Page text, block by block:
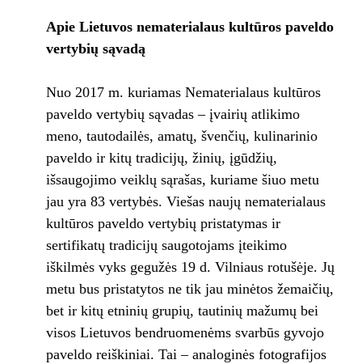
Apie Lietuvos nematerialaus kultūros paveldo
vertybių sąvadą
Nuo 2017 m. kuriamas Nematerialaus kultūros
paveldo vertybių sąvadas – įvairių atlikimo
meno, tautodailės, amatų, švenčių, kulinarinio
paveldo ir kitų tradicijų, žinių, įgūdžių,
išsaugojimo veiklų sąrašas, kuriame šiuo metu
jau yra 83 vertybės. Viešas naujų nematerialaus
kultūros paveldo vertybių pristatymas ir
sertifikatų tradicijų saugotojams įteikimo
iškilmės vyks gegužės 19 d. Vilniaus rotušėje. Jų
metu bus pristatytos ne tik jau minėtos žemaičių,
bet ir kitų etninių grupių, tautinių mažumų bei
visos Lietuvos bendruomenėms svarbūs gyvojo
paveldo reiškiniai. Tai – analoginės fotografijos